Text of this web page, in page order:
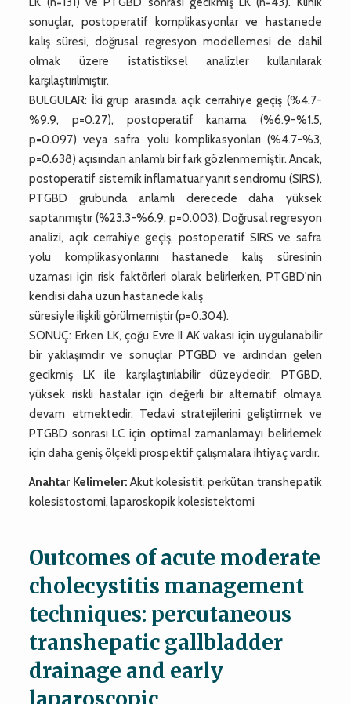
sonuçlar, postoperatif komplikasyonlar ve hastanede
kalış süresi, doğrusal regresyon modellemesi de dahil
olmak üzere istatistiksel analizler kullanılarak
karşılaştırılmıştır.
BULGULAR: İki grup arasında açık cerrahiye geçiş (%4.7-
%9.9, p=0.27), postoperatif kanama (%6.9-%1.5,
p=0.097) veya safra yolu komplikasyonları (%4.7-%3,
p=0.638) açısından anlamlı bir fark gözlenmemiştir. Ancak,
postoperatif sistemik inflamatuar yanıt sendromu (SIRS),
PTGBD grubunda anlamlı derecede daha yüksek
saptanmıştır (%23.3-%6.9, p=0.003). Doğrusal regresyon
analizi, açık cerrahiye geçiş, postoperatif SIRS ve safra
yolu komplikasyonlarını hastanede kalış süresinin
uzaması için risk faktörleri olarak belirlerken, PTGBD'nin
kendisi daha uzun hastanede kalış
süresiyle ilişkili görülmemiştir (p=0.304).
SONUÇ: Erken LK, çoğu Evre II AK vakası için uygulanabilir
bir yaklaşımdır ve sonuçlar PTGBD ve ardından gelen
gecikmiş LK ile karşılaştırılabilir düzeydedir. PTGBD,
yüksek riskli hastalar için değerli bir alternatif olmaya
devam etmektedir. Tedavi stratejilerini geliştirmek ve
PTGBD sonrası LC için optimal zamanlamayı belirlemek
için daha geniş ölçekli prospektif çalışmalara ihtiyaç vardır.
Anahtar Kelimeler: Akut kolesistit, perkütan transhepatik
kolesistostomi, laparoskopik kolesistektomi
Outcomes of acute moderate
cholecystitis management
techniques: percutaneous
transhepatic gallbladder
drainage and early
laparoscopic